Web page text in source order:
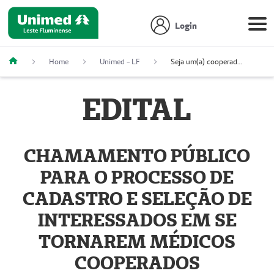
Login
Home Unimed - LF Seja um(a) cooperado(a)
EDITAL
CHAMAMENTO PÚBLICO
PARA O PROCESSO DE
CADASTRO E SELEÇÃO DE
INTERESSADOS EM SE
TORNAREM MÉDICOS
COOPERADOS